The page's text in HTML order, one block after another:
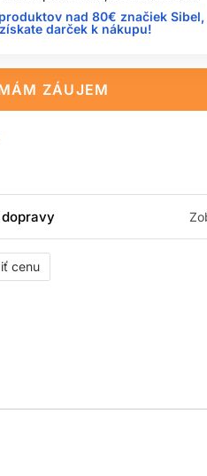
nad 80€ značiek
darček k nákupu!
ZÁUJEM
cenu